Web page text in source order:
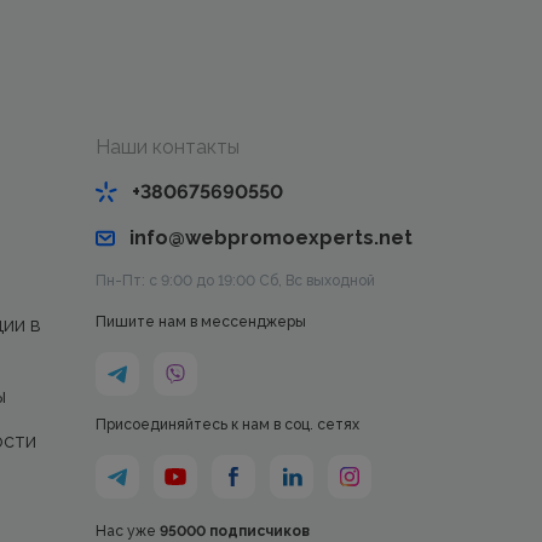
в
Наши контакты
+380675690550
info@webpromoexperts.net
Пн-Пт: с 9:00 до 19:00 Cб, Вс выходной
Пишите нам в мессенджеры
Присоединяйтесь к нам в соц. сетях
Нас уже 95000 подписчиков